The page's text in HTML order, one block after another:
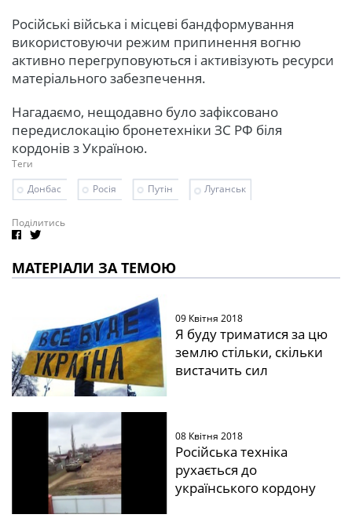
Російські війська і місцеві бандформування
використовуючи режим припинення вогню
активно перегруповуються і активізують ресурси
матеріального забезпечення.
Нагадаємо, нещодавно було зафіксовано
передислокацію бронетехніки ЗС РФ біля
кордонів з Україною.
Теги
Донбас
Росія Путін Луганськ
Поділитись
МАТЕРІАЛИ ЗА ТЕМОЮ
09 Квітня 2018
Я буду триматися за цю
землю стільки, скільки
вистачить сил
08 Квітня 2018
Російська техніка
рухається до
українського кордону